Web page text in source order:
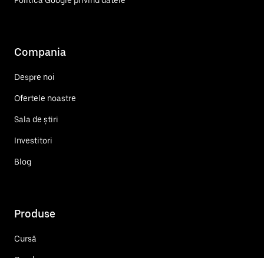
Compania
Despre noi
Ofertele noastre
Sala de știri
Investitori
Blog
Produse
Cursă